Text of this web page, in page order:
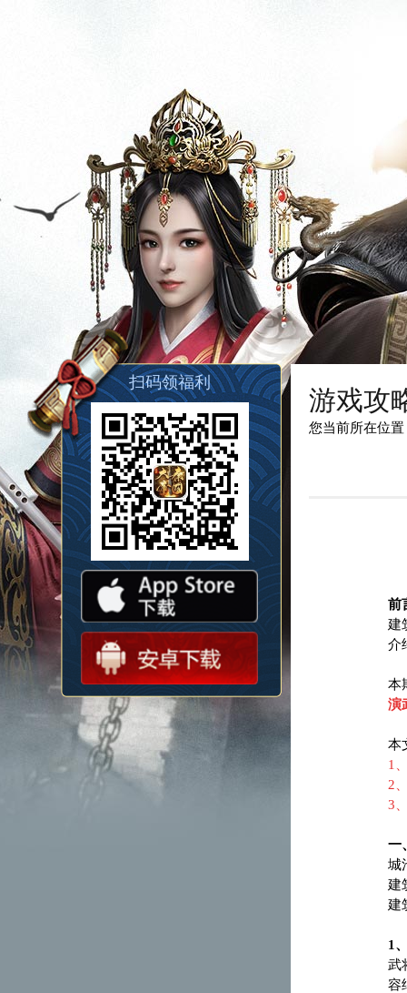
扫码领福利
游戏攻
您当前所在位置
前
建
介
本
演
本
1
2
3
一
城
建
建
1
武
容